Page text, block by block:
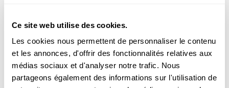
Ce site web utilise des cookies.
Les cookies nous permettent de personnaliser le contenu
et les annonces, d'offrir des fonctionnalités relatives aux
médias sociaux et d'analyser notre trafic. Nous
partageons également des informations sur l'utilisation de
Recherche au Luxembourg